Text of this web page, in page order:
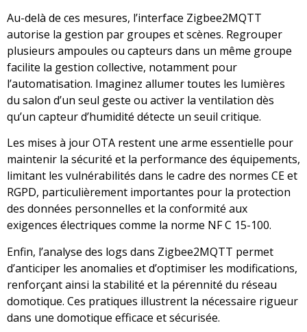
Au-delà de ces mesures, l’interface Zigbee2MQTT
autorise la gestion par groupes et scènes. Regrouper
plusieurs ampoules ou capteurs dans un même groupe
facilite la gestion collective, notamment pour
l’automatisation. Imaginez allumer toutes les lumières
du salon d’un seul geste ou activer la ventilation dès
qu’un capteur d’humidité détecte un seuil critique.
Les mises à jour OTA restent une arme essentielle pour
maintenir la sécurité et la performance des équipements,
limitant les vulnérabilités dans le cadre des normes CE et
RGPD, particulièrement importantes pour la protection
des données personnelles et la conformité aux
exigences électriques comme la norme NF C 15-100.
Enfin, l’analyse des logs dans Zigbee2MQTT permet
d’anticiper les anomalies et d’optimiser les modifications,
renforçant ainsi la stabilité et la pérennité du réseau
domotique. Ces pratiques illustrent la nécessaire rigueur
dans une domotique efficace et sécurisée.